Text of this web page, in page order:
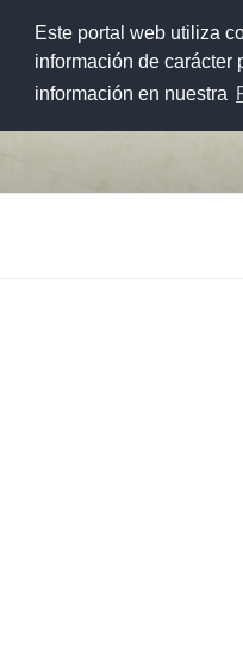
Este portal web utiliza
información de carácter
información en nuestra
Saltar
contenido